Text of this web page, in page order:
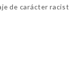
de carácter